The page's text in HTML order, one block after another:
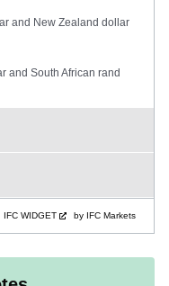
and New Zealand dollar
and South African rand
IFC WIDGET by IFC Markets